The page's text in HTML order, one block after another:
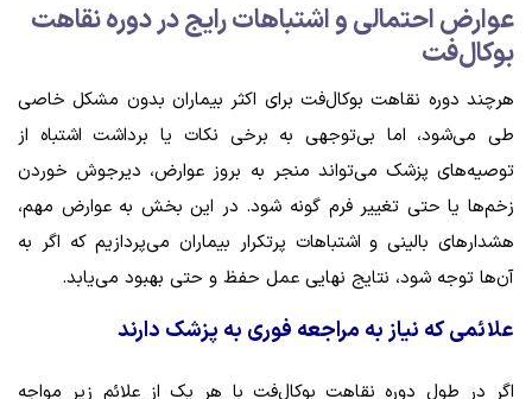
عوارض احتمالی و اشتباهات رایج در دوره نقاهت
بوکال‌فت
هرچند دوره نقاهت بوکال‌فت برای اکثر بیماران بدون مشکل خاصی
طی می‌شود، اما بی‌توجهی به برخی نکات یا برداشت اشتباه از
توصیه‌های پزشک می‌تواند منجر به بروز عوارض، دیرجوش خوردن
زخم‌ها یا حتی تغییر فرم گونه شود. در این بخش به عوارض مهم،
هشدارهای بالینی و اشتباهات پرتکرار بیماران می‌پردازیم که اگر به
آن‌ها توجه شود، نتایج نهایی عمل حفظ و حتی بهبود می‌یابد.
علائمی که نیاز به مراجعه فوری به پزشک دارند
اگر در طول دوره نقاهت بوکال‌فت با هر یک از علائم زیر مواجه